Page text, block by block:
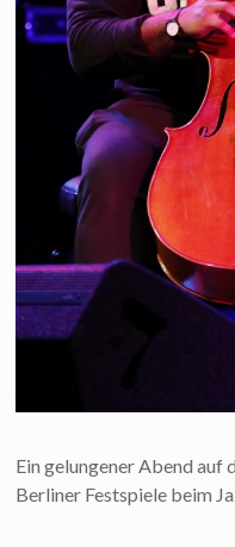
Ein gelungener Abend auf
Berliner Festspiele beim